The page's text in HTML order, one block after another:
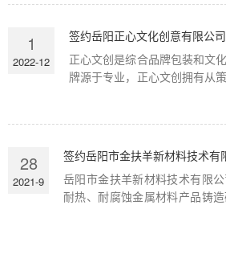
范围：房屋建筑工程施工、机
工程施工、钢结构工程、模板
施...
1
2022-12
签约岳阳正心文化创意有限公
正心文创是综合品牌包装和文
牌源于专业，正心文创拥有从
设计、内容营销）到品牌内外
服务，帮助客户构建卓越的
力。...
28
2021-9
签约岳阳市金扶羊新材料技术有
岳阳市金扶羊新材料技术有限公
耐热、耐腐蚀金属材料产品铸